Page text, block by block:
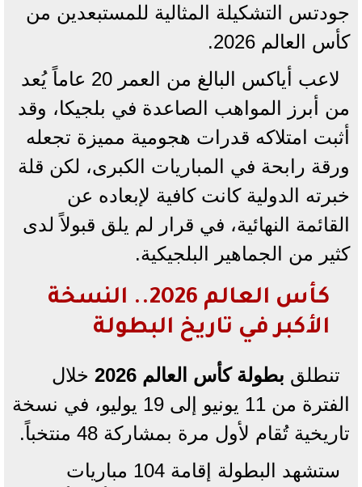
جودتس التشكيلة المثالية للمستبعدين من
كأس العالم 2026.
لاعب أياكس البالغ من العمر 20 عاماً يُعد
من أبرز المواهب الصاعدة في بلجيكا، وقد
أثبت امتلاكه قدرات هجومية مميزة تجعله
ورقة رابحة في المباريات الكبرى، لكن قلة
خبرته الدولية كانت كافية لإبعاده عن
القائمة النهائية، في قرار لم يلق قبولاً لدى
كثير من الجماهير البلجيكية.
كأس العالم 2026.. النسخة
الأكبر في تاريخ البطولة
تنطلق بطولة كأس العالم 2026
خلال
الفترة من 11 يونيو إلى 19 يوليو، في نسخة
تاريخية تُقام لأول مرة بمشاركة 48 منتخباً.
ستشهد البطولة إقامة 104 مباريات